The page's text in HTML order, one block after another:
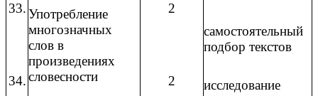
33.
34.
Употребление
многозначных
слов в
произведениях
словесности
2
2
самостоятельный
подбор текстов
исследование